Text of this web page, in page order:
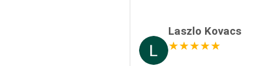
Laszlo Kovacs
★★★★★